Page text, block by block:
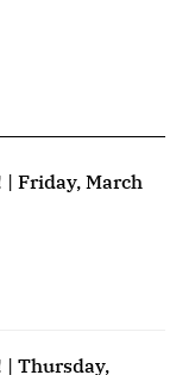
| Friday, March
| Thursday,